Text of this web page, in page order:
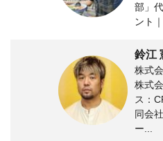
部」
ント
鈴江
株式
株式
ス：
同会
ー...